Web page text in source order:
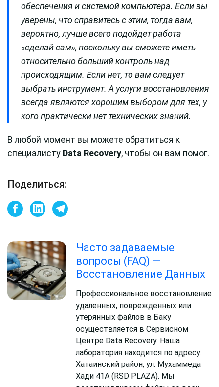
обеспечения и системой компьютера. Если вы
уверены, что справитесь с этим, тогда вам,
вероятно, лучше всего подойдет работа
«сделай сам», поскольку вы сможете иметь
относительно больший контроль над
происходящим. Если нет, то вам следует
выбрать инструмент. А услуги восстановления
всегда являются хорошим выбором для тех, у
кого практически нет технических знаний.
В любой момент вы можете обратиться к
специалисту Data Recovery, чтобы он вам помог.
Поделиться:
Часто задаваемые
вопросы (FAQ) —
Восстановление Данных
Профессиональное восстановление
удаленных, поврежденных или
утерянных файлов в Баку
осуществляется в Сервисном
Центре Data Recovery. Наша
лаборатория находится по адресу:
Хатаинский район, ул. Мухаммеда
Хади 41A (RSD PLAZA). Мы